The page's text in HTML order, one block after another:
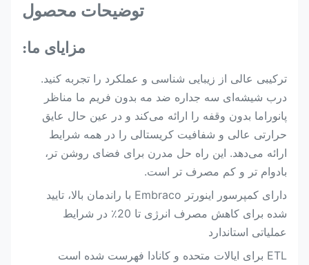
توضیحات محصول
مزایای ما:
ترکیبی عالی از زیبایی شناسی و عملکرد را تجربه کنید.
درب شیشه‌ای سه جداره ضد مه بدون فریم ما مناظر
پانوراما بدون وقفه را ارائه می‌کند و در عین حال عایق
حرارتی عالی و شفافیت کریستالی را در همه شرایط
ارائه می‌دهد. این راه حل مدرن برای فضای روشن تر،
بادوام تر و کم مصرف تر است.
دارای کمپرسور اینورتر Embraco با راندمان بالا، تایید
شده برای کاهش مصرف انرژی تا 20٪ در شرایط
عملیاتی استاندارد
ETL برای ایالات متحده و کانادا فهرست شده است